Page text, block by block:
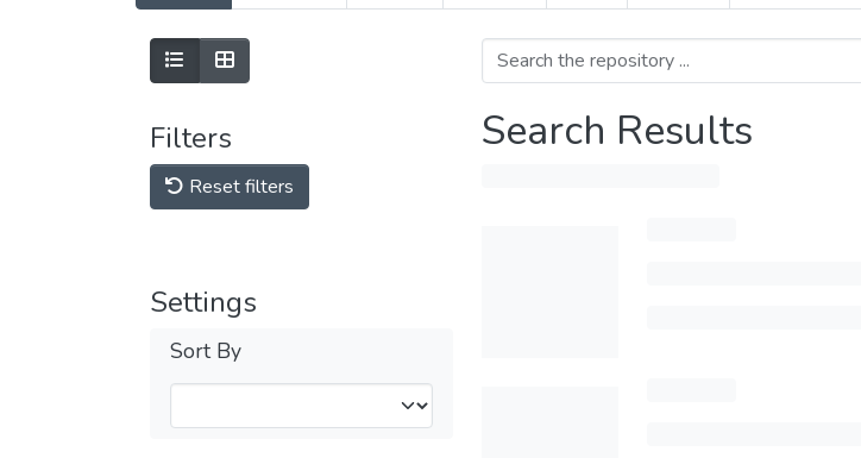
Filters
Reset filters
Settings
Sort By
Search Results